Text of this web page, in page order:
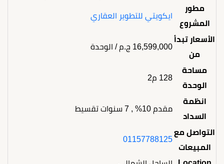
مطور
المشروع
ايكويتي للتطوير العقاري
الأسعار تبدأ
من
16,599,000 ج.م / الوحدة
مساحة
الوحدة
128 م2
انظمة
السداد
مقدم 10% , 7 سنوات تقسيط
التواصل مع
المبيعات
01157788125